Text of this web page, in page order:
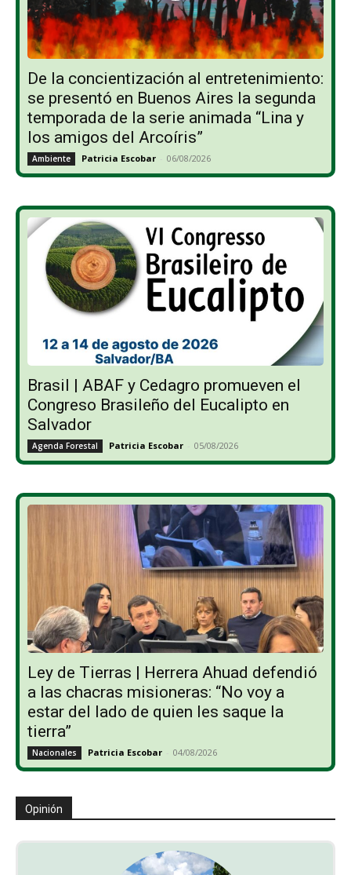
De la concientización al entretenimiento:
se presentó en Buenos Aires la segunda
temporada de la serie animada “Lina y
los amigos del Arcoíris”
Ambiente Patricia Escobar - 06/08/2026
Brasil | ABAF y Cedagro promueven el
Congreso Brasileño del Eucalipto en
Salvador
Agenda Forestal Patricia Escobar - 05/08/2026
Ley de Tierras | Herrera Ahuad defendió
a las chacras misioneras: “No voy a
estar del lado de quien les saque la
tierra”
Nacionales Patricia Escobar - 04/08/2026
Opinión